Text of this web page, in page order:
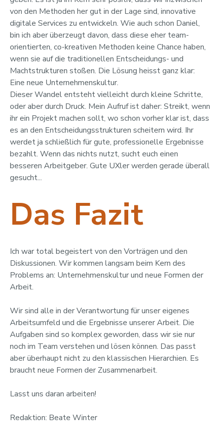
von den Methoden her gut in der Lage sind, innovative
digitale Services zu entwickeln. Wie auch schon Daniel,
bin ich aber überzeugt davon, dass diese eher team-
orientierten, co-kreativen Methoden keine Chance haben,
wenn sie auf die traditionellen Entscheidungs- und
Machtstrukturen stoßen. Die Lösung heisst ganz klar:
Eine neue Unternehmenskultur.
Dieser Wandel entsteht vielleicht durch kleine Schritte,
oder aber durch Druck. Mein Aufruf ist daher: Streikt, wenn
ihr ein Projekt machen sollt, wo schon vorher klar ist, dass
es an den Entscheidungsstrukturen scheitern wird. Ihr
werdet ja schließlich für gute, professionelle Ergebnisse
bezahlt. Wenn das nichts nutzt, sucht euch einen
besseren Arbeitgeber. Gute UXler werden gerade überall
gesucht...
Das Fazit
Ich war total begeistert von den Vorträgen und den
Diskussionen. Wir kommen langsam beim Kern des
Problems an: Unternehmenskultur und neue Formen der
Arbeit.
Wir sind alle in der Verantwortung für unser eigenes
Arbeitsumfeld und die Ergebnisse unserer Arbeit. Die
Aufgaben sind so komplex geworden, dass wir sie nur
noch im Team verstehen und lösen können. Das passt
aber überhaupt nicht zu den klassischen Hierarchien. Es
braucht neue Formen der Zusammenarbeit.
Lasst uns daran arbeiten!
Redaktion: Beate Winter